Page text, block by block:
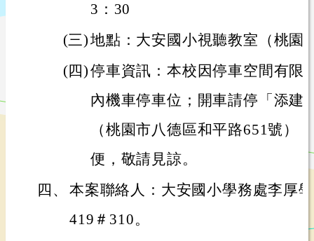
3：30
(三)地點：大安國小視聽教室（桃園
(四)停車資訊：本校因停車空間有限
內機車停車位；開車請停「添建
（桃園市八德區和平路651號）
便，敬請見諒。
四、 本案聯絡人：大安國小學務處李厚
419＃310。